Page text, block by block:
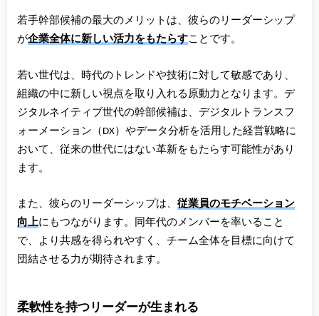
若手幹部候補の最大のメリットは、彼らのリーダーシップ
が企業全体に新しい活力をもたらすことです。
若い世代は、時代のトレンドや技術に対して敏感であり、
組織の中に新しい視点を取り入れる原動力となります。デ
ジタルネイティブ世代の幹部候補は、デジタルトランスフ
ォーメーション（DX）やデータ分析を活用した経営戦略に
おいて、従来の世代にはない革新をもたらす可能性があり
ます。
また、彼らのリーダーシップは、 従業員のモチベーション
向上にもつながります。同年代のメンバーを率いること
で、より共感を得られやすく、チーム全体を目標に向けて
団結させる力が期待されます。
柔軟性を持つリーダーが生まれる